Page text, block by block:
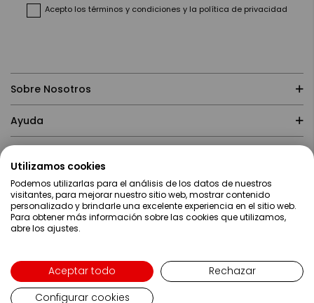
Acepto los términos y condiciones y la política de privacidad
Sobre Nosotros
Ayuda
Contacto
Lenguaje
Español
Utilizamos cookies
Podemos utilizarlas para el análisis de los datos de nuestros
visitantes, para mejorar nuestro sitio web, mostrar contenido
personalizado y brindarle una excelente experiencia en el sitio web.
Para obtener más información sobre las cookies que utilizamos,
abre los ajustes.
Aceptar todo
Rechazar
Configurar cookies